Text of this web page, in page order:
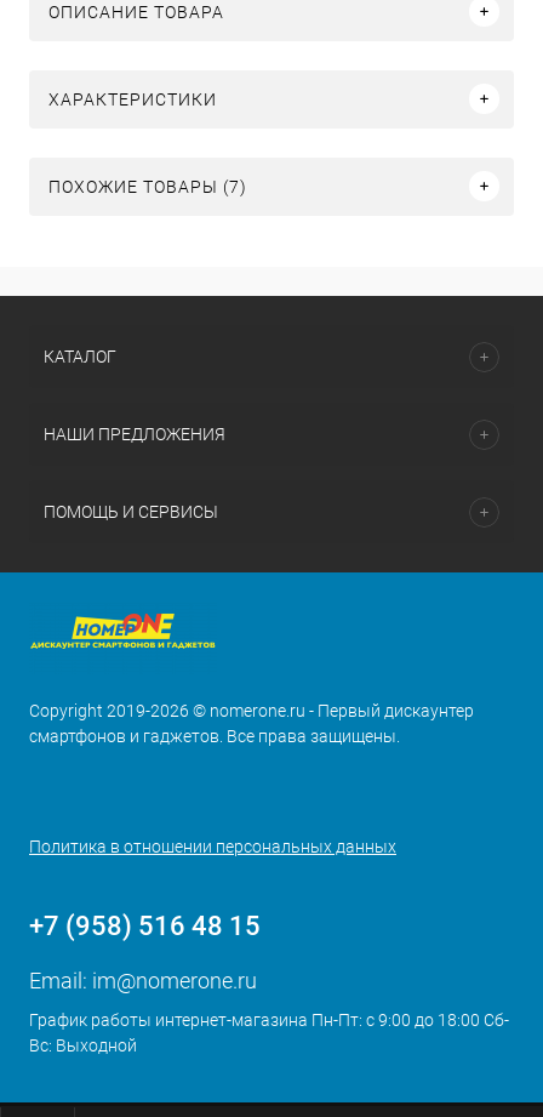
ОПИСАНИЕ ТОВАРА
ХАРАКТЕРИСТИКИ
ПОХОЖИЕ ТОВАРЫ (7)
КАТАЛОГ
НАШИ ПРЕДЛОЖЕНИЯ
ПОМОЩЬ И СЕРВИСЫ
Copyright 2019-2026 © nomerone.ru - Первый дискаунтер
смартфонов и гаджетов. Все права защищены.
Политика в отношении персональных данных
+7 (958) 516 48 15
Email: im@nomerone.ru
График работы интернет-магазина Пн-Пт: с 9:00 до 18:00 Сб-
Вс: Выходной